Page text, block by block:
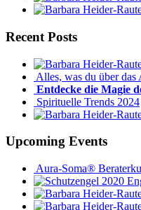
Recent Posts
Alles, was du über das
Entdecke die Magie
Spirituelle Trends 2024
Upcoming Events
Aura-Soma®